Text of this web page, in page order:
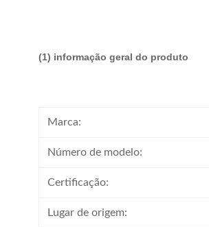
(1) informação geral do produto
Marca:
Número de modelo:
Certificação:
Lugar de origem: